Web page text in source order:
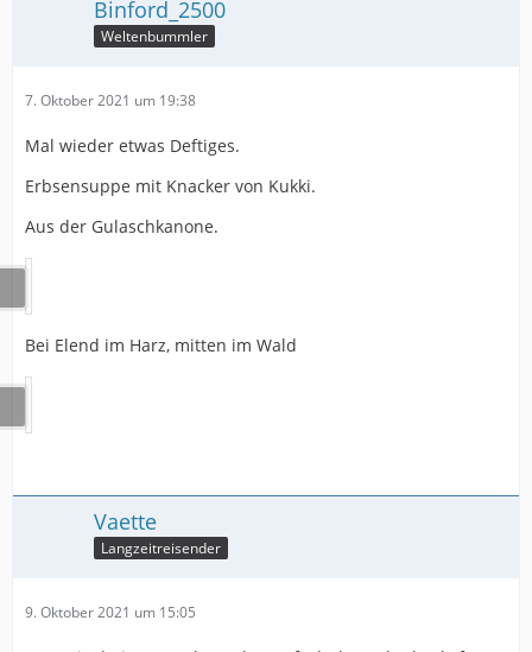
Binford_2500
Weltenbummler
7. Oktober 2021 um 19:38
Mal wieder etwas Deftiges.
Erbsensuppe mit Knacker von Kukki.
Aus der Gulaschkanone.
Bei Elend im Harz, mitten im Wald
Vaette
Langzeitreisender
9. Oktober 2021 um 15:05